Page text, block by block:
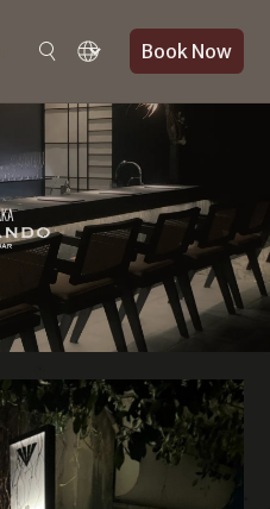
Book Now